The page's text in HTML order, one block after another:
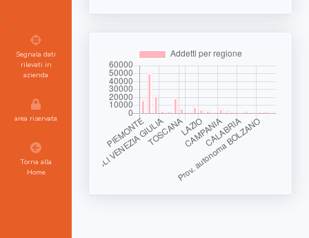
-
Segnala dati
rilevati in
azienda
area riservata
Torna alla
Home